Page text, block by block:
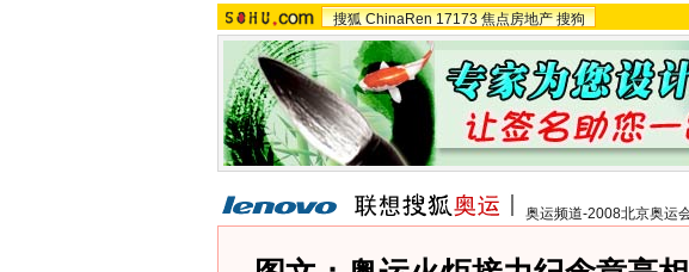
搜狐 ChinaRen 17173 焦点房地产 搜狗
奥运频道-2008北京奥运